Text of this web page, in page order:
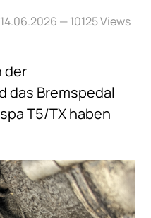
— 10125 Views
der
das Bremspedal
T5/TX haben